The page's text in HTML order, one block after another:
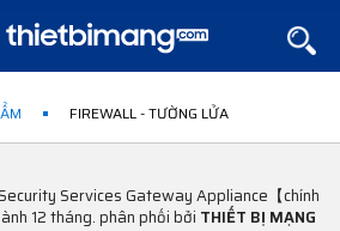
FIREWALL - TƯỜNG LỬA
Services Gateway Appliance【chính
12 tháng. phân phối bởi THIẾT BỊ MẠNG